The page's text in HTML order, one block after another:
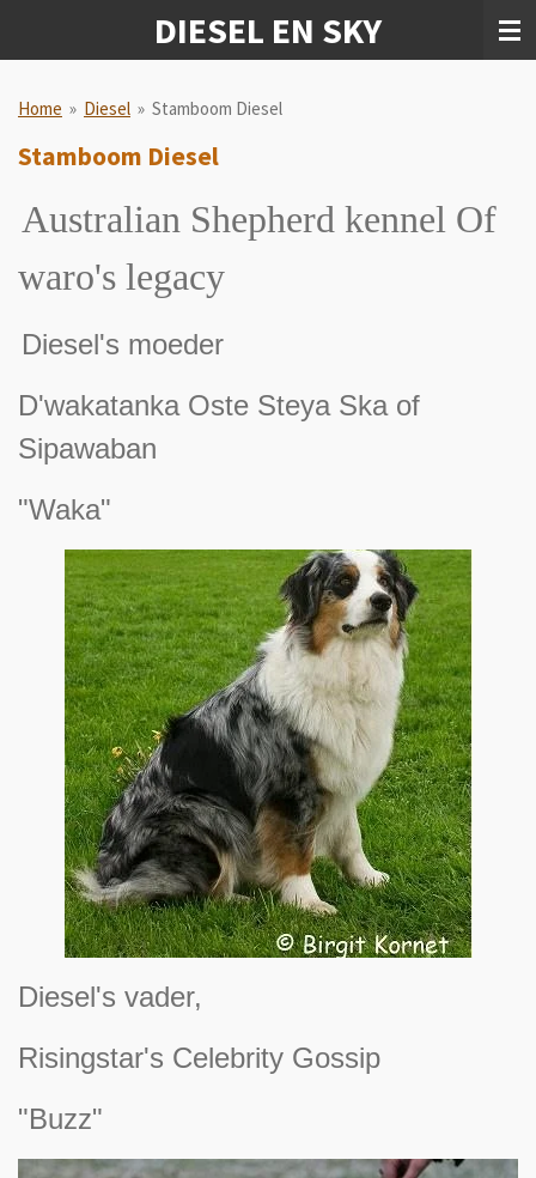
de
DIESEL EN SKY
Home » Diesel » Stamboom Diesel
Stamboom Diesel
Australian Shepherd kennel Of
waro's legacy
Diesel's moeder
D'wakatanka Oste Steya Ska of
Sipawaban
"Waka"
Diesel's vader,
Risingstar's Celebrity Gossip
"Buzz"